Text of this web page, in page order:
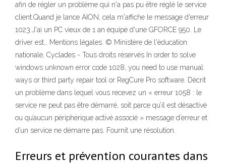
afin de régler un problème qui n'a pas pu être réglé le service
client.Quand je lance AION, cela m'affiche le message d'erreur
1023.J'ai un PC vieux de 1 an équipé d'une GFORCE 950. Le
driver est… Mentions légales. © Ministère de l'éducation
nationale, Cyclades - Tous droits réservés In order to solve
windows unknown error code 1028, you need to use manual
ways or third party repair tool or RegCure Pro software. Décrit
un problème dans lequel vous recevez un « erreur 1058 : le
service ne peut pas être démarré, soit parce qu’il est désactivé
ou qu’aucun périphérique activé associé » message d’erreur et
d’un service ne démarre pas. Fournit une résolution.
Erreurs et prévention courantes dans